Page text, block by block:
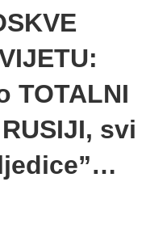
TOTALNI
svi